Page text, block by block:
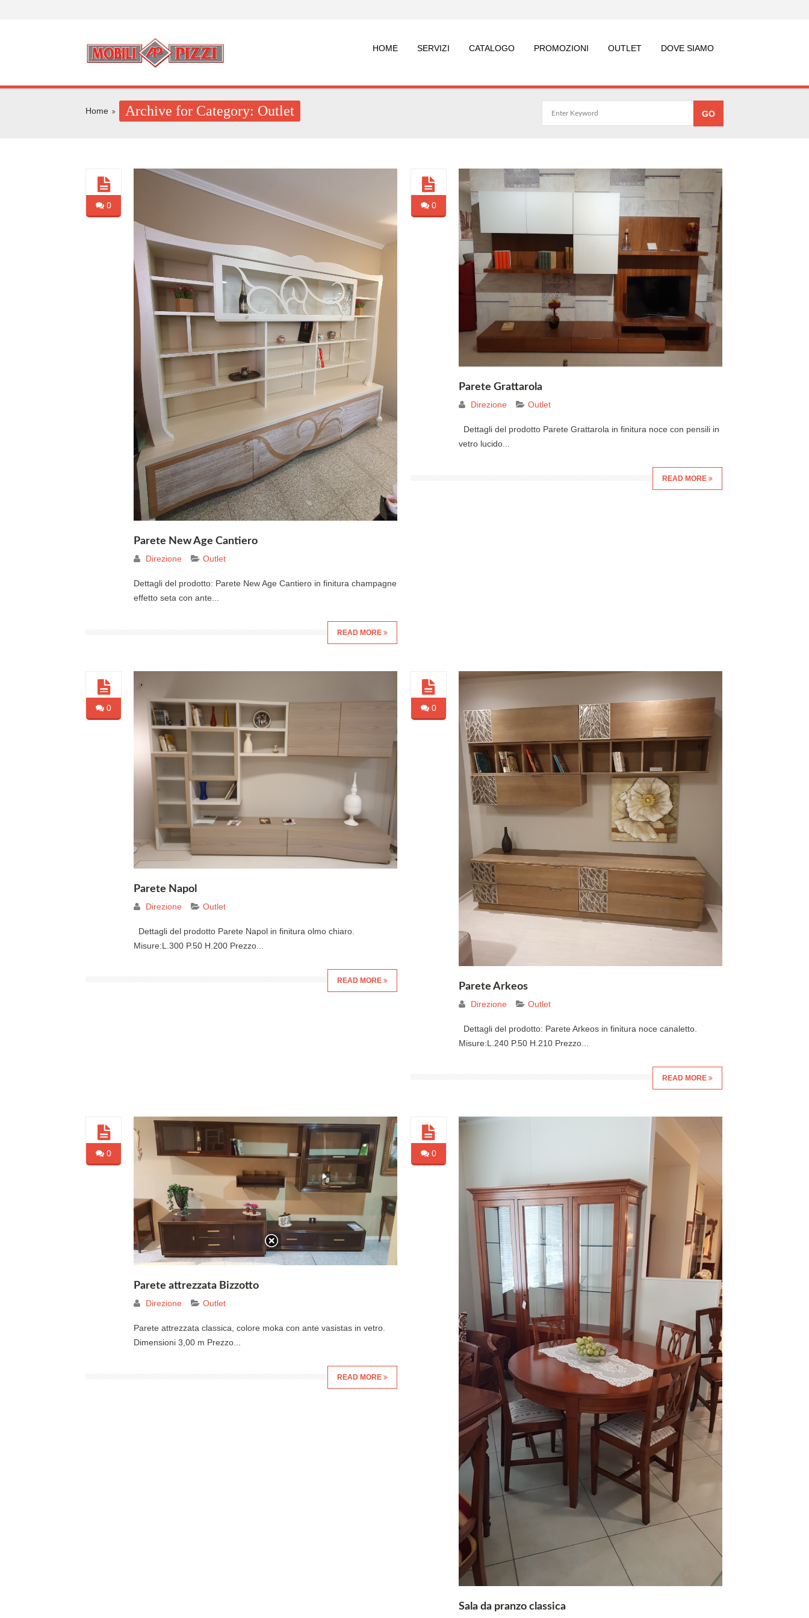
HOME SERVIZI CATALOGO PROMOZIONI OUTLET DOVE SIAMO
Home Archive for Category: Outlet
0
Parete New Age Cantiero
Direzione Outlet
Dettagli del prodotto: Parete New Age Cantiero in finitura champagne
effetto seta con ante...
READ MORE
0
Parete Grattarola
Direzione Outlet
Dettagli del prodotto Parete Grattarola in finitura noce con pensili in
vetro lucido...
READ MORE
0
Parete Napol
Direzione Outlet
Dettagli del prodotto Parete Napol in finitura olmo chiaro.
Misure:L.300 P.50 H.200 Prezzo...
READ MORE
0
Parete Arkeos
Direzione Outlet
Dettagli del prodotto: Parete Arkeos in finitura noce canaletto.
Misure:L.240 P.50 H.210 Prezzo...
READ MORE
0
Parete attrezzata Bizzotto
Direzione Outlet
Parete attrezzata classica, colore moka con ante vasistas in vetro.
Dimensioni 3,00 m Prezzo...
READ MORE
0
Sala da pranzo classica